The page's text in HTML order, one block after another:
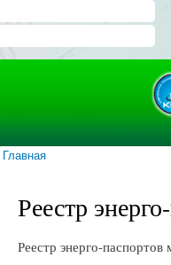
Главная
Реестр
Реестр энерго-